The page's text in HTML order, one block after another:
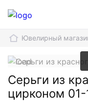
Ювелирный
Серьги из
цирконом